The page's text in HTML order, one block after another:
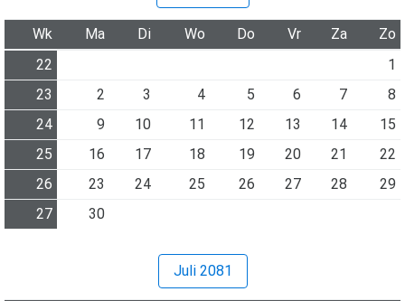
Wk Ma Di Wo Do Vr Za
Zo
22
1
23
2 3 4 5 6 7
8
24
9 10 11 12 13 14
15
25
16 17 18 19 20 21
22
26
23 24 25 26 27 28
29
27
30
Juli 2081